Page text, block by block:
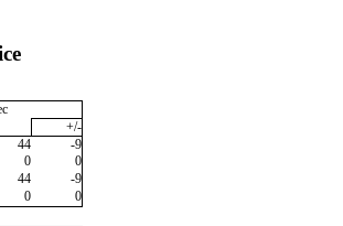
+/-
44
-9
0
0
44
-9
0
0